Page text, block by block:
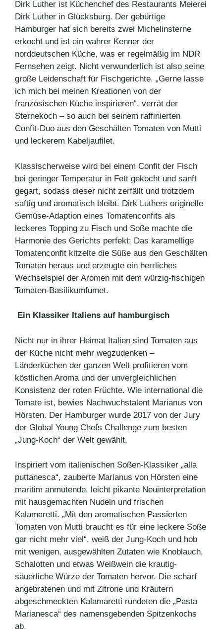
Dirk Luther ist Küchenchef des Restaurants Meierei
Dirk Luther in Glücksburg. Der gebürtige
Hamburger hat sich bereits zwei Michelinsterne
erkocht und ist ein wahrer Kenner der
norddeutschen Küche, was er regelmäßig im NDR
Fernsehen zeigt. Nicht verwunderlich ist also seine
große Leidenschaft für Fischgerichte. „Gerne lasse
ich mich bei meinen Kreationen von der
französischen Küche inspirieren“, verrät der
Sternekoch – so auch bei seinem raffinierten
Confit-Duo aus den Geschälten Tomaten von Mutti
und leckerem Kabeljaufilet.
Klassischerweise wird bei einem Confit der Fisch
bei geringer Temperatur in Fett gekocht und sanft
gegart, sodass dieser nicht zerfällt und trotzdem
saftig und aromatisch bleibt. Dirk Luthers originelle
Gemüse-Adaption eines Tomatenconfits als
leckeres Topping zu Fisch und Soße machte die
Harmonie des Gerichts perfekt: Das karamellige
Tomatenconfit kitzelte die Süße aus den Geschälten
Tomaten heraus und erzeugte ein herrliches
Wechselspiel der Aromen mit dem würzig-fischigen
Tomaten-Basilikumfumet.
Ein Klassiker Italiens auf hamburgisch
Nicht nur in ihrer Heimat Italien sind Tomaten aus
der Küche nicht mehr wegzudenken –
Länderküchen der ganzen Welt profitieren vom
köstlichen Aroma und der unvergleichlichen
Konsistenz der roten Früchte. Wie international die
Tomate ist, bewies Nachwuchstalent Marianus von
Hörsten. Der Hamburger wurde 2017 von der Jury
der Global Young Chefs Challenge zum besten
„Jung-Koch“ der Welt gewählt.
Inspiriert vom italienischen Soßen-Klassiker „alla
puttanesca“, zauberte Marianus von Hörsten eine
maritim anmutende, leicht pikante Neuinterpretation
mit hausgemachten Nudeln und frischen
Kalamaretti. „Mit den aromatischen Passierten
Tomaten von Mutti braucht es für eine leckere Soße
gar nicht mehr viel“, weiß der Jung-Koch und hob
mit wenigen, ausgewählten Zutaten wie Knoblauch,
Schalotten und etwas Weißwein die krautig-
säuerliche Würze der Tomaten hervor. Die scharf
angebratenen und mit Zitrone und Kräutern
abgeschmeckten Kalamaretti rundeten die „Pasta
Marianesca“ des namensgebenden Spitzenkochs
ab.